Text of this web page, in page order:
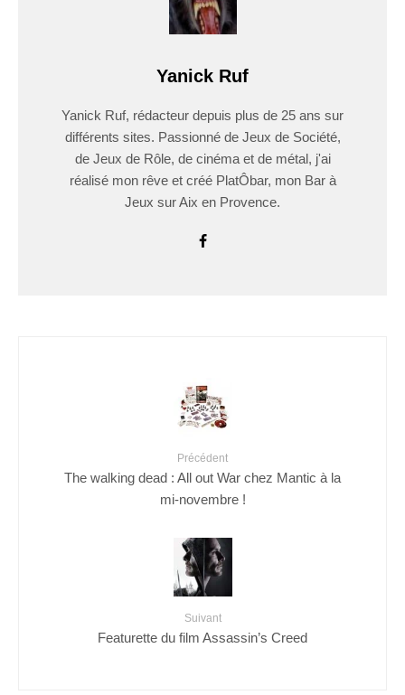
Yanick Ruf
Yanick Ruf, rédacteur depuis plus de 25 ans sur
différents sites. Passionné de Jeux de Société,
de Jeux de Rôle, de cinéma et de métal, j'ai
réalisé mon rêve et créé PlatÔbar, mon Bar à
Jeux sur Aix en Provence.
Précédent
The walking dead : All out War chez Mantic à la
mi-novembre !
Suivant
Featurette du film Assassin’s Creed